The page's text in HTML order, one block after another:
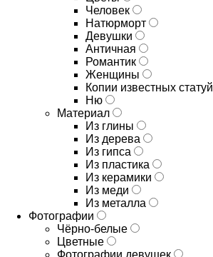
Человек
Натюрморт
Девушки
Античная
Романтик
Женщины
Копии известных статуй
Ню
Материал
Из глины
Из дерева
Из гипса
Из пластика
Из керамики
Из меди
Из металла
Фотографии
Чёрно-белые
Цветные
Фотографии девушек